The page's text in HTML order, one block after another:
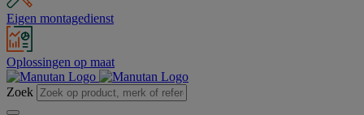
Eigen montagedienst
Oplossingen op maat
Zoek